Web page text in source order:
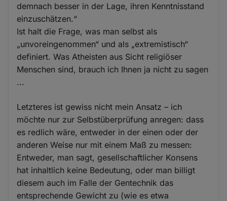
demnach besser in der Lage, ihren Kenntnisstand
einzuschätzen.“
Ist halt die Frage, was man selbst als
„unvoreingenommen“ und als „extremistisch“
definiert. Was Atheisten aus Sicht religiöser
Menschen sind, brauch ich Ihnen ja nicht zu sagen
...
Letzteres ist gewiss nicht mein Ansatz – ich
möchte nur zur Selbstüberprüfung anregen: dass
es redlich wäre, entweder in der einen oder der
anderen Weise nur mit einem Maß zu messen:
Entweder, man sagt, gesellschaftlicher Konsens
hat inhaltlich keine Bedeutung, oder man billigt
diesem auch im Falle der Gentechnik das
entsprechende Gewicht zu (wie es etwa